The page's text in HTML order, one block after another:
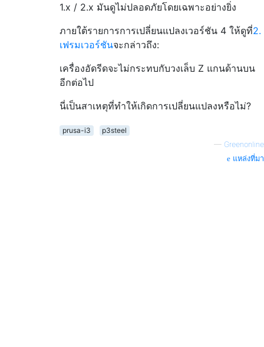
1.x / 2.x มันดูไม่ปลอดภัยโดยเฉพาะอย่างยิ่ง
ภายใต้รายการการเปลี่ยนแปลงเวอร์ชัน 4 ให้ดูที่2.
เฟรมเวอร์ชันจะกล่าวถึง:
เครื่องอัดรีดจะไม่กระทบกับวงเล็บ Z แกนด้านบน
อีกต่อไป
นี่เป็นสาเหตุที่ทำให้เกิดการเปลี่ยนแปลงหรือไม่?
prusa-i3
p3steel
— Greenonline
แหล่งที่มา